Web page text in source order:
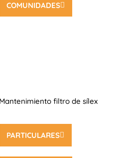
COMUNIDADES
Mantenimiento filtro de sílex
PARTICULARES